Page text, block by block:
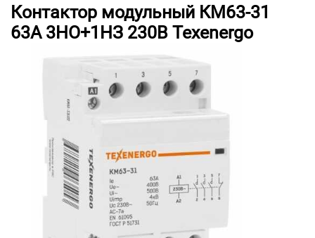
Контактор модульный КМ63-31
63А 3НО+1НЗ 230В Texenergo